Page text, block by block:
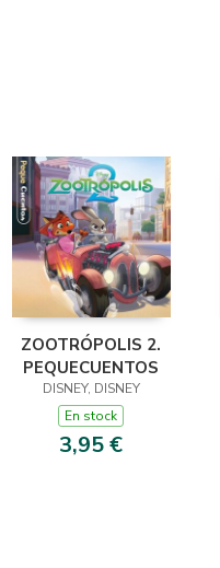
ZOOTRÓPOLIS 2.
PEQUECUENTOS
DISNEY, DISNEY
En stock
3,95 €